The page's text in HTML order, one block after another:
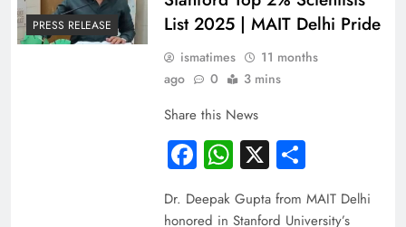
PRESS RELEASE
List 2025 | MAIT Delhi Pride
ismatimes
11 months
ago
0 3 mins
Share this News
Facebook
WhatsApp
X Share
Dr. Deepak Gupta from MAIT Delhi
honored in Stanford University’s